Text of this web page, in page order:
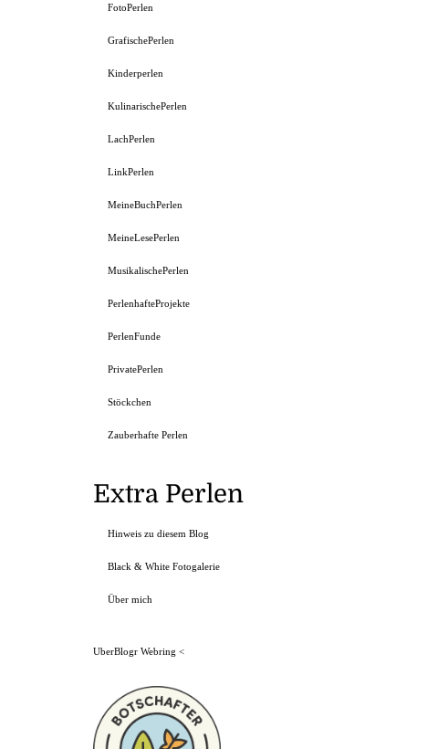
FotoPerlen
GrafischePerlen
Kinderperlen
KulinarischePerlen
LachPerlen
LinkPerlen
MeineBuchPerlen
MeineLesePerlen
MusikalischePerlen
PerlenhafteProjekte
PerlenFunde
PrivatePerlen
Stöckchen
Zauberhafte Perlen
Extra Perlen
Hinweis zu diesem Blog
Black & White Fotogalerie
Über mich
UberBlogr Webring <